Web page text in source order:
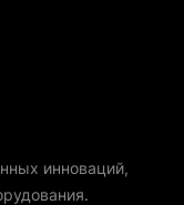
инноваций,